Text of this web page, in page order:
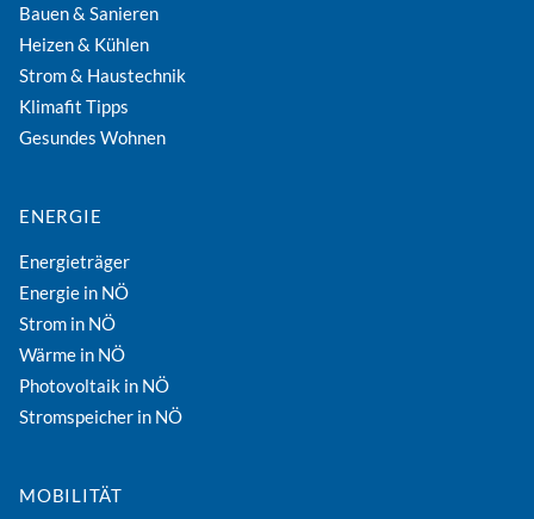
Bauen & Sanieren
Heizen & Kühlen
Strom & Haustechnik
Klimafit Tipps
Gesundes Wohnen
ENERGIE
Energieträger
Energie in NÖ
Strom in NÖ
Wärme in NÖ
Photovoltaik in NÖ
Stromspeicher in NÖ
MOBILITÄT